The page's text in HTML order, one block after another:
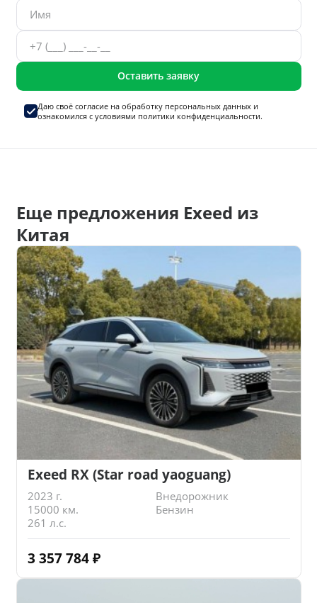
Оставить заявку
Даю своё согласие на обработку персональных данныхи
ознакомился с условиями политики конфиденциальности.
Еще предложения Exeed из
Китая
Exeed RX (Star road yaoguang)
2023 г.
Внедорожник
15000 км.
Бензин
261 л.с.
3 357 784 ₽